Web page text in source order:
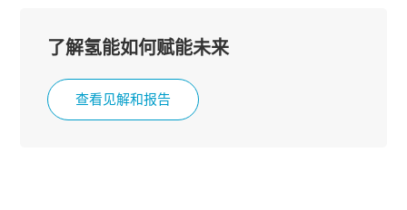
了解氢能如何赋能未来
查看见解和报告